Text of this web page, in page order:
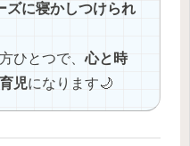
ズに寝かしつけられ
ひとつで、心と時
児になります🌙